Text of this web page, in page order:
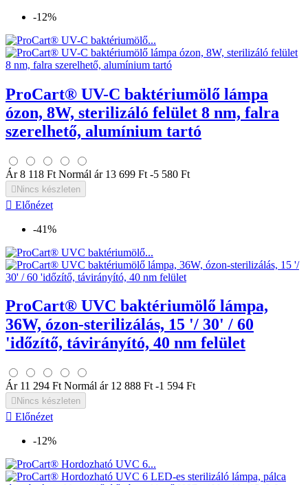
-12%
ProCart® UV-C baktériumölő lámpa
ózon, 8W, sterilizáló felület 8 nm, falra
szerelhető, alumínium tartó
Ár 8 118 Ft Normál ár 13 699 Ft -5 580 Ft
Nincs készleten
 Előnézet
-41%
ProCart® UVC baktériumölő lámpa,
36W, ózon-sterilizálás, 15 '/ 30' / 60
'időzítő, távirányító, 40 nm felület
Ár 11 294 Ft Normál ár 12 888 Ft -1 594 Ft
 Nincs készleten
 Előnézet
-12%